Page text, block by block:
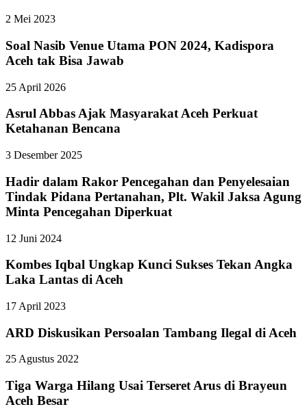
2 Mei 2023
Soal Nasib Venue Utama PON 2024, Kadispora
Aceh tak Bisa Jawab
25 April 2026
Asrul Abbas Ajak Masyarakat Aceh Perkuat
Ketahanan Bencana
3 Desember 2025
Hadir dalam Rakor Pencegahan dan Penyelesaian
Tindak Pidana Pertanahan, Plt. Wakil Jaksa Agung
Minta Pencegahan Diperkuat
12 Juni 2024
Kombes Iqbal Ungkap Kunci Sukses Tekan Angka
Laka Lantas di Aceh
17 April 2023
ARD Diskusikan Persoalan Tambang Ilegal di Aceh
25 Agustus 2022
Tiga Warga Hilang Usai Terseret Arus di Brayeun
Aceh Besar